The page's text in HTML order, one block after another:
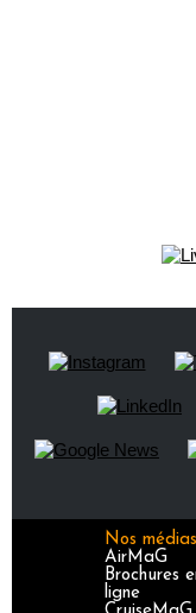
Nos médias
AirMaG
Brochures
ligne